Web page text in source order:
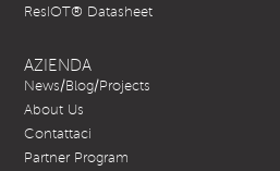
ResIOT® Datasheet
AZIENDA
News/Blog/Projects
About Us
Contattaci
Partner Program